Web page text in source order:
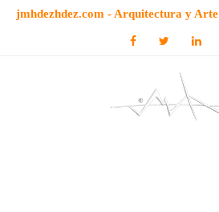
jmhdezhdez.com - Arquitectura y Arte